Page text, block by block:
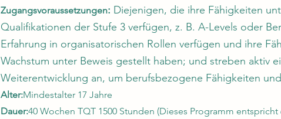
Zugangsvoraussetzungen: Diejenigen, die ihre Fähigkeiten
Qualifikationen der Stufe 3 verfügen, z. B. A-Levels oder
Erfahrung in organisatorischen Rollen verfügen und ihre
Wachstum unter Beweis gestellt haben; und streben aktiv
Weiterentwicklung an, um berufsbezogene Fähigkeiten
Alter:Mindestalter 17 Jahre
Dauer:40 Wochen TQT 1500 Stunden (Dieses Programm entspricht